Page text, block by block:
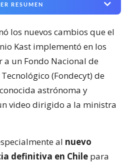
RESUMEN
los nuevos cambios que el
Kast implementó en los
un Fondo Nacional de
(Fondecyt) de
astrónoma y
video dirigido a la ministra
al nuevo
definitiva en Chile para